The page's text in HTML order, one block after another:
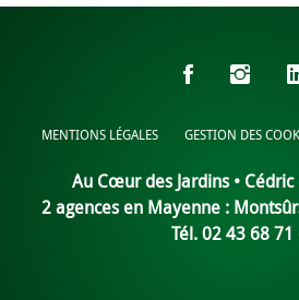
MENTIONS LÉGALES GESTION DES
Au Cœur des Jardins •
2 agences en Mayenne :
Tél. 02 43 68 71